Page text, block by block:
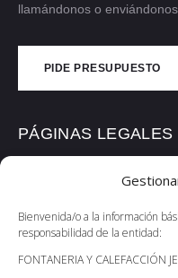
Bienvenida/o a la información
responsabilidad de la entidad:
FONTANERIA Y CALEFACCIÓN
llamándonos o
PIDE PRESUPUESTO
PÁGINAS LEGALES
Aviso Legal